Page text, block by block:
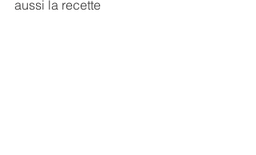
aussi la recette